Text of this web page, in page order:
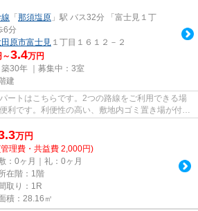
「 那須塩原 」駅 バス32分 「富士見１丁
6分
原市富士見 １丁目１６１２－２
3.4万円
30年 ｜募集中： 3室
建
ートはこちらです。2つの路線をご利用できる場
利です。利便性の高い、敷地内ゴミ置き場が付い
万円
理費・共益費 2,000円)
：0ヶ月｜礼：0ヶ月
在階：1階
取り：1R
積：28.16㎡